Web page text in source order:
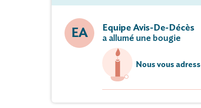
EA
Equipe Avis-De-Décès
a allumé une bougie
Nous vous